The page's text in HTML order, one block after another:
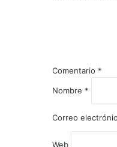
Comentario *
Nombre *
Correo
Web